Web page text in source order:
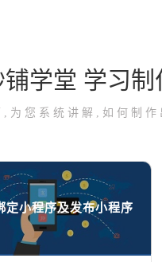
学堂 学习
,为您系统讲解,如何制
定小程序及发布小程序